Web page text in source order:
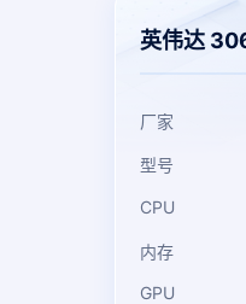
英伟达
厂家
型号
CPU
内存
GPU